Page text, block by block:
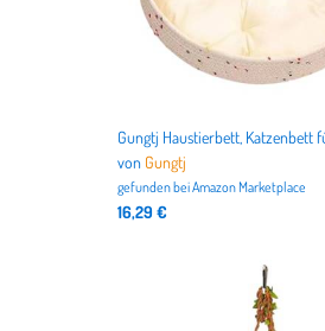
von Gungtj
gefunden beiAmazon Marketplace
16,29 €